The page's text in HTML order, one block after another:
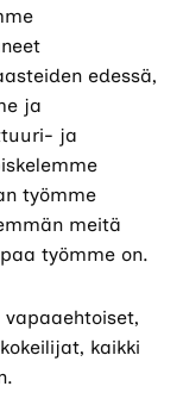
edessä,
ja
ja
työmme
meitä
työmme on.
kaikki